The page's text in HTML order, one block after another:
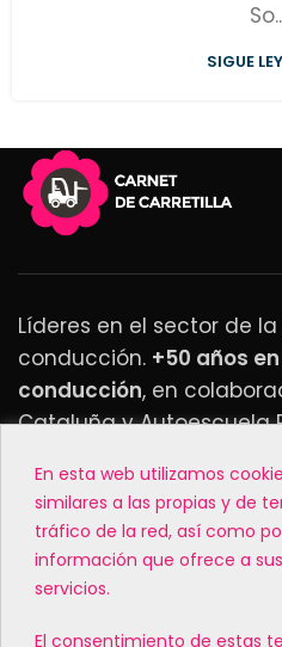
En esta web utilizamos
similares a las propias y de
tráfico de la red, así como
información que ofrece a
servicios.
El consentimiento de estas
SIGUE
Líderes en el sector de
conducción. +50 años
conducción, en
Cataluña y Autoescuela
MATRICÚLATE EN
MENÚ